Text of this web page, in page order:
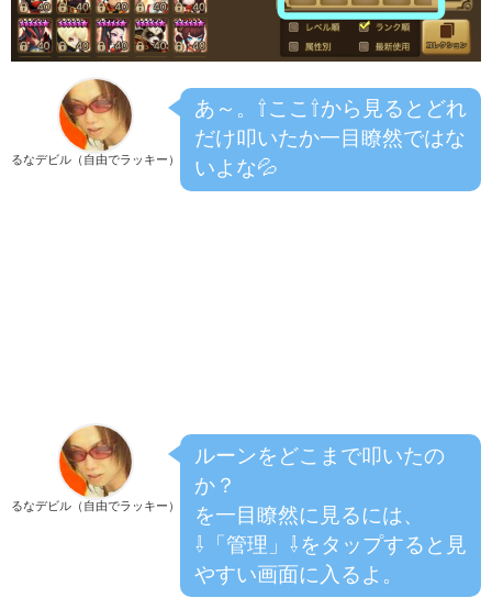
るなデビル（自由でラッキー）
あ～。⇧ここ⇧から見るとどれ
だけ叩いたか一目瞭然ではな
いよな💦
るなデビル（自由でラッキー）
ルーンをどこまで叩いたの
か？
を一目瞭然に見るには、
⇩「管理」⇩をタップすると見
やすい画面に入るよ。